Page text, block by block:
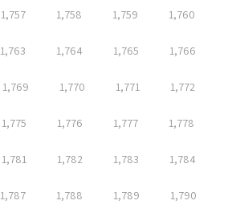
1,757 1,758 1,759 1,760
1,763 1,764 1,765 1,766
1,769 1,770 1,771 1,772
1,775 1,776 1,777 1,778
1,781 1,782 1,783 1,784
1,787 1,788 1,789 1,790